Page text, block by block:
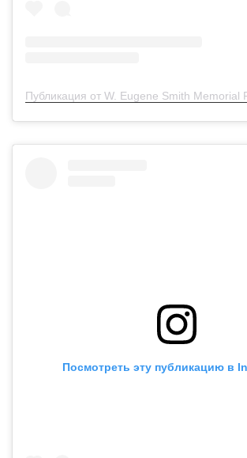
Посмотреть эту публикацию в